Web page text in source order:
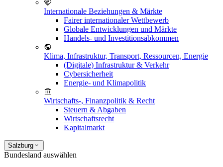
Internationale Beziehungen & Märkte
Fairer internationaler Wettbewerb
Globale Entwicklungen und Märkte
Handels- und Investitionsabkommen
Klima, Infrastruktur, Transport, Ressourcen, Energie
(Digitale) Infrastruktur & Verkehr
Cybersicherheit
Energie- und Klimapolitik
Wirtschafts-, Finanzpolitik & Recht
Steuern & Abgaben
Wirtschaftsrecht
Kapitalmarkt
Salzburg
Bundesland auswählen